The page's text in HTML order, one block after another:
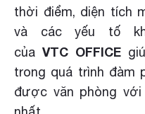
thời điểm, diện tích
và các yếu tố
củaVTC OFFICE
trong quá trình đàm
được văn phòng